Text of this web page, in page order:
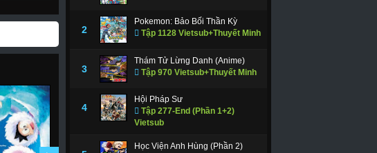
HD-Vietsub+Thuyết Minh
2
Pokemon: Bảo Bối Thần Kỳ
Tập 1128 Vietsub+Thuyết Minh
3
Thám Tử Lừng Danh (Anime)
Tập 970 Vietsub+Thuyết Minh
4
Hội Pháp Sư
Tập 277-End (Phần 1+2)
Vietsub
Học Viện Anh Hùng (Phần 2)